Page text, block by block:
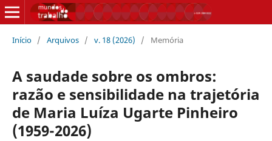
Início / Arquivos / v. 18 (2026) / Memória
A saudade sobre os ombros:
razão e sensibilidade na trajetória
de Maria Luíza Ugarte Pinheiro
(1959-2026)